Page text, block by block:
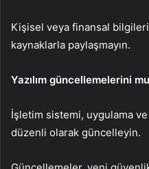
Kişisel veya finansal
kaynaklarla paylaşmayın.
Yazılım güncellemelerini
İşletim sistemi, uygulama ve
düzenli olarak güncelleyin.